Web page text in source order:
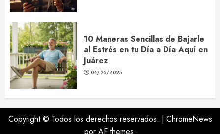
10 Maneras Sencillas de Bajarle
al Estrés en tu Día a Día Aquí en
Juárez
04/25/2025
Copyright © Todos los derechos reservados. | ChromeNews
por AF themes.